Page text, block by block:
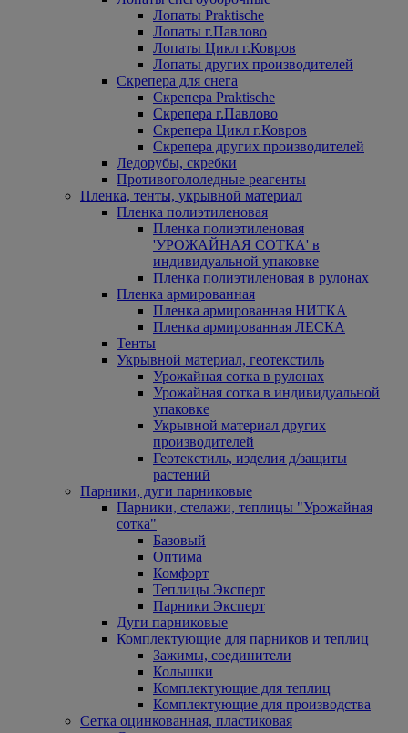
Лопаты Praktische
Лопаты г.Павлово
Лопаты Цикл г.Ковров
Лопаты других производителей
Скрепера для снега
Скрепера Praktische
Скрепера г.Павлово
Скрепера Цикл г.Ковров
Скрепера других производителей
Ледорубы, скребки
Противогололедные реагенты
Пленка, тенты, укрывной материал
Пленка полиэтиленовая
Пленка полиэтиленовая
'УРОЖАЙНАЯ СОТКА' в
индивидуальной упаковке
Пленка полиэтиленовая в рулонах
Пленка армированная
Пленка армированная НИТКА
Пленка армированная ЛЕСКА
Тенты
Укрывной материал, геотекстиль
Урожайная сотка в рулонах
Урожайная сотка в индивидуальной
упаковке
Укрывной материал других
производителей
Геотекстиль, изделия д/защиты
растений
Парники, дуги парниковые
Парники, стелажи, теплицы "Урожайная
сотка"
Базовый
Оптима
Комфорт
Теплицы Эксперт
Парники Эксперт
Дуги парниковые
Комплектующие для парников и теплиц
Зажимы, соединители
Колышки
Комплектующие для теплиц
Комплектующие для производства
Сетка оцинкованная, пластиковая